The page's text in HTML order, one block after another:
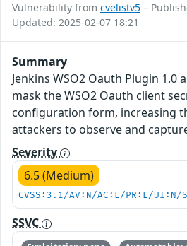
Vulnerability from cvelistv5 –
Updated: 2025-02-07 18:21
Summary
Jenkins WSO2 Oauth Plugin 1.0
mask the WSO2 Oauth client
configuration form, increasing
attackers to observe and
Severity
6.5 (Medium)
CVSS:3.1/AV:N/AC:L/PR:L/
SSVC